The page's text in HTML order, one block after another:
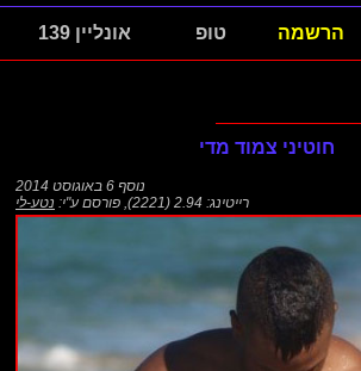
הרשמה טופ אונליין 139
חוטיני צמוד מדי
נוסף 6 באוגוסט 2014
רייטינג: 2.94 (2221)
, פורסם ע"י: נטע-לי